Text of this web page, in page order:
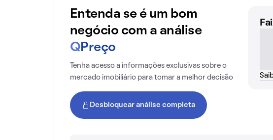
Entenda se é um bom
negócio com a análise
Q Preço
Tenha acesso a informações exclusivas sobre o
mercado imobiliário para tomar a melhor decisão
Desbloquear análise completa